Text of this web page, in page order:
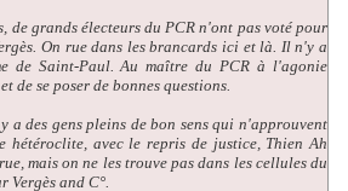
de grands électeurs du PCR n'ont pas voté pour
On rue dans les brancards ici et là. Il n'y a
de Saint-Paul. Au maître du PCR à l'agonie
et de se poser de bonnes questions.
a des gens pleins de bon sens qui n'approuvent
hétéroclite, avec le repris de justice, Thien Ah
mais on ne les trouve pas dans les cellules du
Vergès and C°.